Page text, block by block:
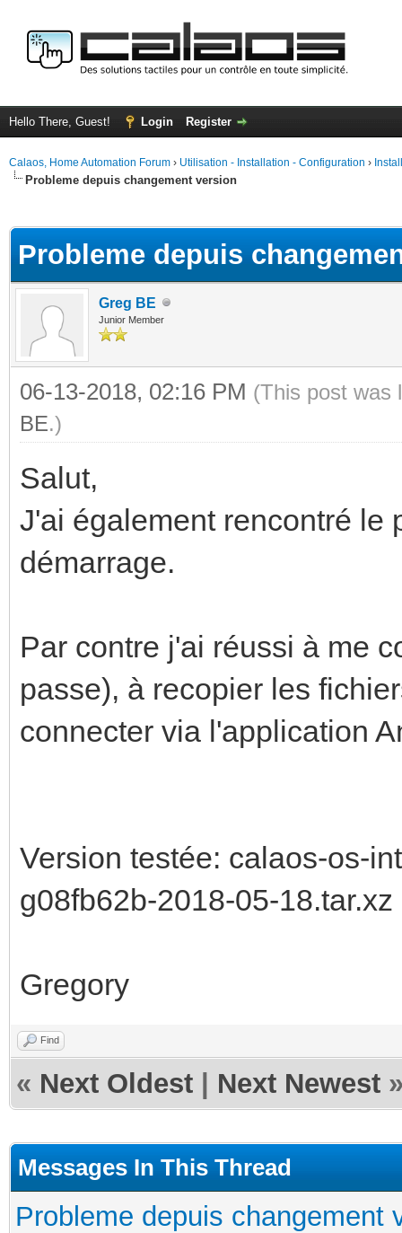
Hello There, Guest! Login Register
Calaos, Home Automation Forum › Utilisation - Installation - Configuration ›
Probleme depuis changement version
Probleme depuis
Greg BE
Junior Member
06-13-2018, 02:16 PM (This post was
BE.)
Salut,
J'ai également rencontré le
démarrage.
Par contre j'ai réussi à me
passe), à recopier les
connecter via l'application
Version testée: calaos-os-
g08fb62b-2018-05-18.tar.xz
Gregory
Find
« Next Oldest Next Newest
Messages In This Thread
Probleme depuis changement